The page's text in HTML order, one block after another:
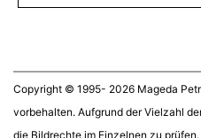
Copyright © 1995- 2026 Mageda
vorbehalten. Aufgrund der Vielzahl
die Bildrechte im Einzelnen zu